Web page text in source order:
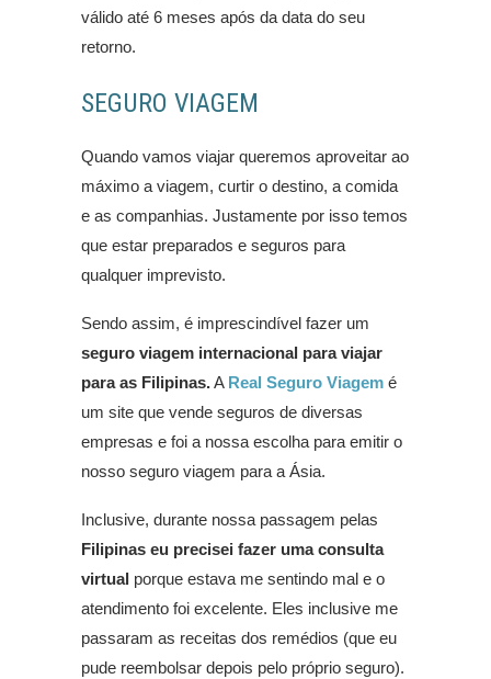
válido até 6 meses após da data do seu
retorno.
SEGURO VIAGEM
Quando vamos viajar queremos aproveitar ao
máximo a viagem, curtir o destino, a comida
e as companhias. Justamente por isso temos
que estar preparados e seguros para
qualquer imprevisto.
Sendo assim, é imprescindível fazer um
seguro viagem internacional para viajar
para as Filipinas.A Real Seguro Viagem é
um site que vende seguros de diversas
empresas e foi a nossa escolha para emitir o
nosso seguro viagem para a Ásia.
Inclusive, durante nossa passagem pelas
Filipinas eu precisei fazer uma consulta
virtual porque estava me sentindo mal e o
atendimento foi excelente. Eles inclusive me
passaram as receitas dos remédios (que eu
pude reembolsar depois pelo próprio seguro).